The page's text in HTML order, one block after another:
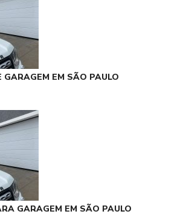
GARAGEM EM SÃO PAULO
GARAGEM EM SÃO PAULO